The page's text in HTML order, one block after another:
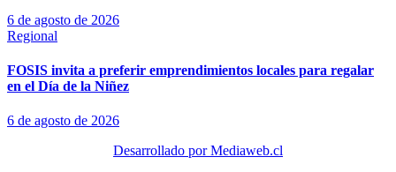
6 de agosto de 2026
Regional
FOSIS invita a preferir emprendimientos locales para regalar
en el Día de la Niñez
6 de agosto de 2026
Desarrollado por Mediaweb.cl